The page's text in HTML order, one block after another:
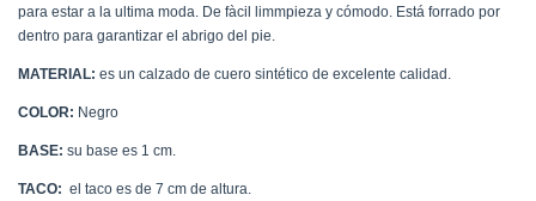
para estar a la ultima moda. De fàcil limmpieza y cómodo. Está forrado por
dentro para garantizar el abrigo del pie.
MATERIAL: es un calzado de cuero sintético de excelente calidad.
COLOR: Negro
BASE: su base es 1 cm.
TACO: el taco es de 7 cm de altura.